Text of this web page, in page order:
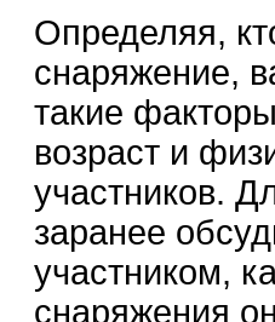
Определяя,
снаряжение,
такие
возраст и
участников.
заранее
участником,
снаряжения